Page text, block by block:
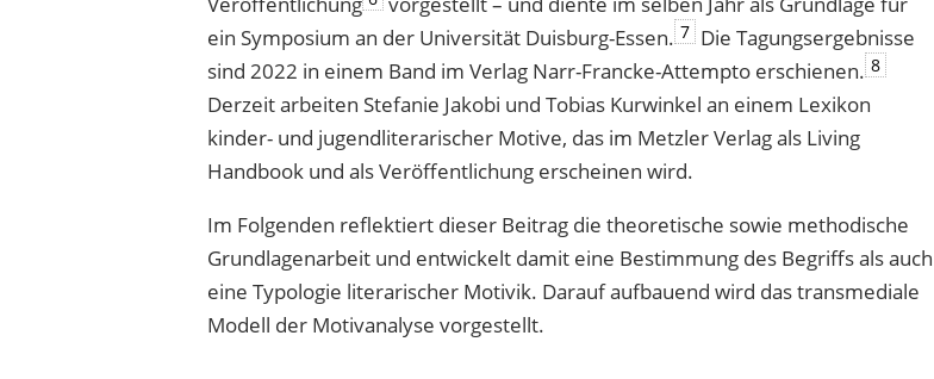
ein Symposium an der Universität Duisburg-Essen. 7 Die Tagungsergebnisse
sind 2022 in einem Band im Verlag Narr-Francke-Attempto erschienen. 8
Derzeit arbeiten Stefanie Jakobi und Tobias Kurwinkel an einem Lexikon
kinder- und jugendliterarischer Motive, das im Metzler Verlag als Living
Handbook und als Veröffentlichung erscheinen wird.
Im Folgenden reflektiert dieser Beitrag die theoretische sowie methodische
Grundlagenarbeit und entwickelt damit eine Bestimmung des Begriffs als auch
eine Typologie literarischer Motivik. Darauf aufbauend wird das transmediale
Modell der Motivanalyse vorgestellt.